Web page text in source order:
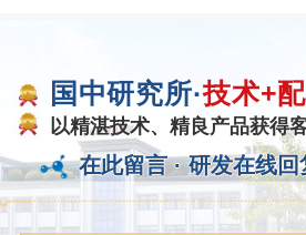
国中研究所·技术+
以精湛技术、精良产品获得
在此留言 · 研发在线回